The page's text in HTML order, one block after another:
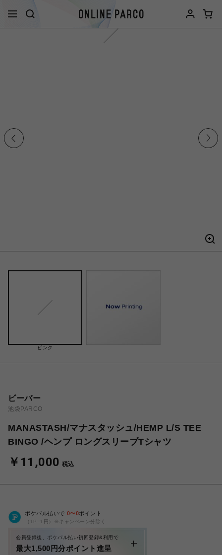
ピンク
ビーバー
池袋PARCO
MANASTASH/マナスタッシュ/HEMP L/S TEE
BINGO /ヘンプ ロングスリーブTシャツ
￥11,000 税込
ポケパル払いで 0〜0ポイント
（1P=1円）※キャンペーン分除く
会員登録後、ポケパル払い初回登録&利用で
最大1,500円分ポイント進呈